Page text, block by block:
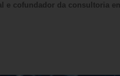
e cofundador da consultoria